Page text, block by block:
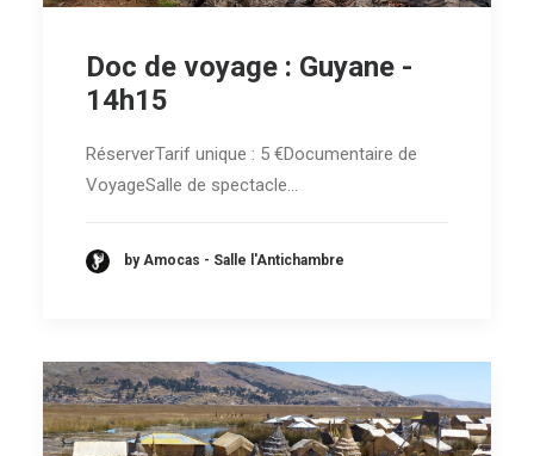
Doc de voyage : Guyane -
14h15
RéserverTarif unique : 5 €Documentaire de
VoyageSalle de spectacle…
by Amocas - Salle l'Antichambre